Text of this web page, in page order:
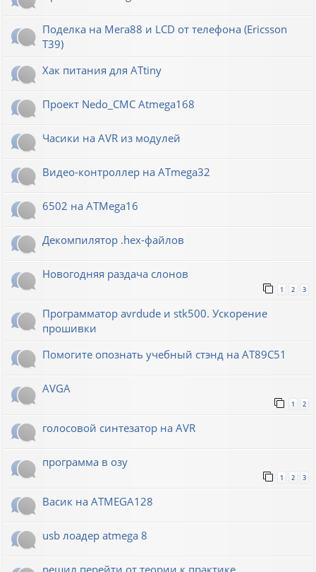
Поделка на Мега88 и LCD от телефона (Ericsson
T39)
Хак питания для ATtiny
Проект Nedo_CMC Atmega168
Часики на AVR из модулей
Видео-контроллер на ATmega32
6502 на ATMega16
Декомпилятор .hex-файлов
Новогодняя раздача слонов
1 2 3
Программатор avrdude и stk500. Ускорение
прошивки
Помогите опознать учебный стэнд на AT89С51
AVGA
1 2
голосовой синтезатор на AVR
программа в озу
1 2 3
Васик на ATMEGA128
usb лоадер atmega 8